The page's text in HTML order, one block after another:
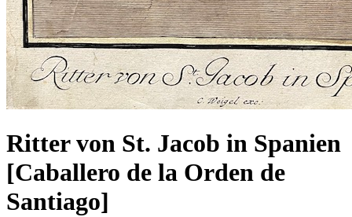
Ritter von St. Jacob in Spanien
[Caballero de la Orden de
Santiago]